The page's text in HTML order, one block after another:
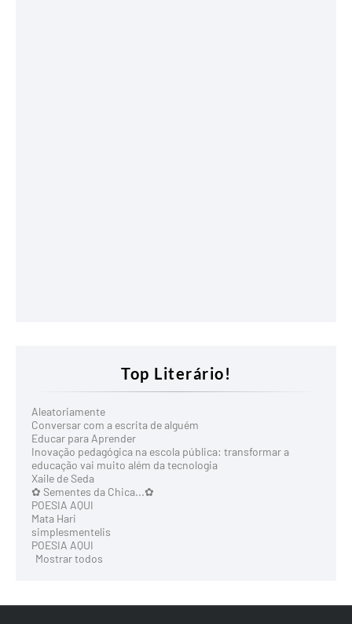
Top Literário!
Aleatoriamente
Conversar com a escrita de alguém
Educar para Aprender
Inovação pedagógica na escola pública: transformar a
educação vai muito além da tecnologia
Xaile de Seda
✿ Sementes da Chica...✿
POESIA AQUI
Mata Hari
simplesmentelis
POESIA AQUI
Mostrar todos